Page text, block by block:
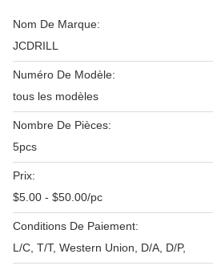
Nom De Marque:
JCDRILL
Numéro De Modèle:
tous les modèles
Nombre De Pièces:
5pcs
Prix:
$5.00 - $50.00/pc
Conditions De Paiement:
L/C, T/T, Western Union, D/A, D/P,